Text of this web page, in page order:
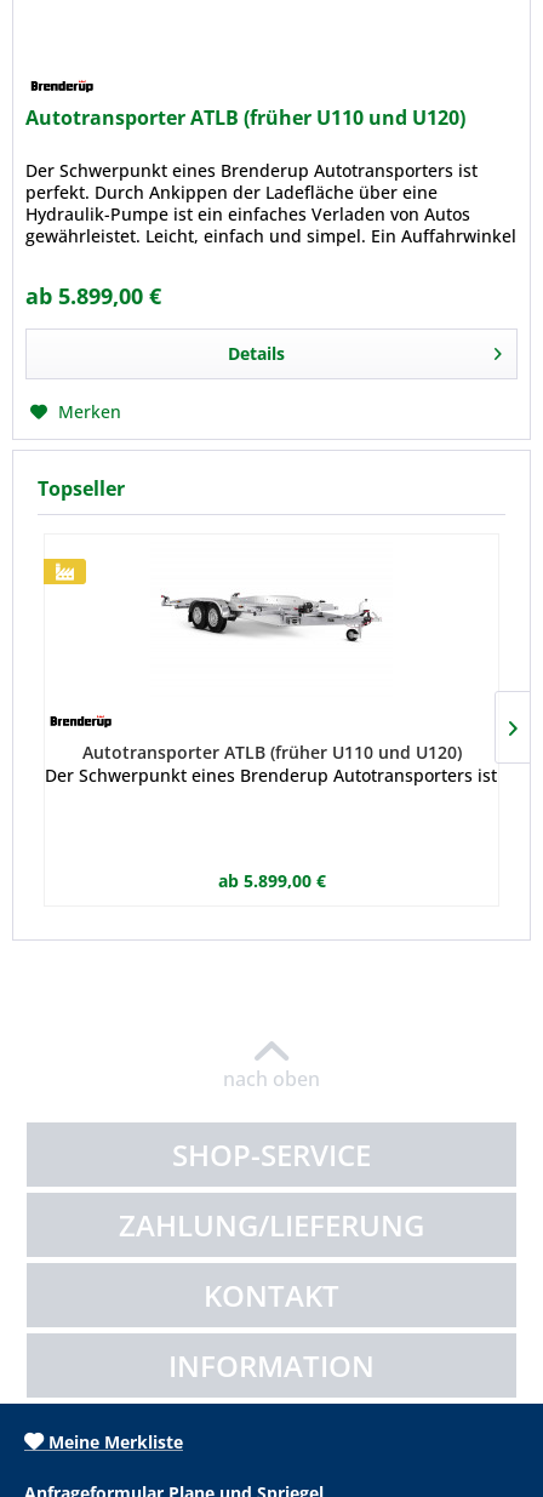
Autotransporter ATLB (früher U110 und U120)
Der Schwerpunkt eines Brenderup Autotransporters ist
perfekt. Durch Ankippen der Ladefläche über eine
Hydraulik-Pumpe ist ein einfaches Verladen von Autos
gewährleistet. Leicht, einfach und simpel. Ein Auffahrwinkel
ab 5.899,00 €
Details
Merken
Topseller
Autotransporter ATLB (früher U110 und U120)
Der Schwerpunkt eines Brenderup Autotransporters ist
ab 5.899,00 €
nach oben
SHOP-SERVICE
ZAHLUNG/LIEFERUNG
KONTAKT
INFORMATION
Meine Merkliste